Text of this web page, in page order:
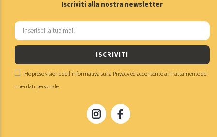
Iscriviti alla nostra newsletter
ISCRIVITI
Ho preso visione dell'informativa sulla Privacyed acconsento alTrattamento dei
miei dati personale